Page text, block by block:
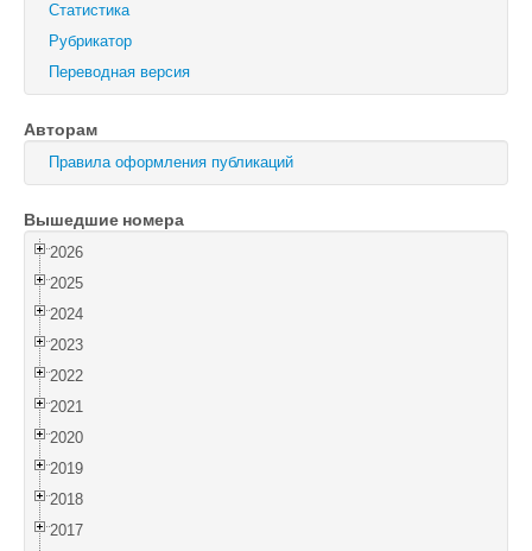
Физика твердого тела
Поиск
Статистика
Рубрикатор
Переводная версия
Авторам
Правила оформления публикаций
Вышедшие номера
2026
2025
2024
2023
2022
2021
2020
2019
2018
2017